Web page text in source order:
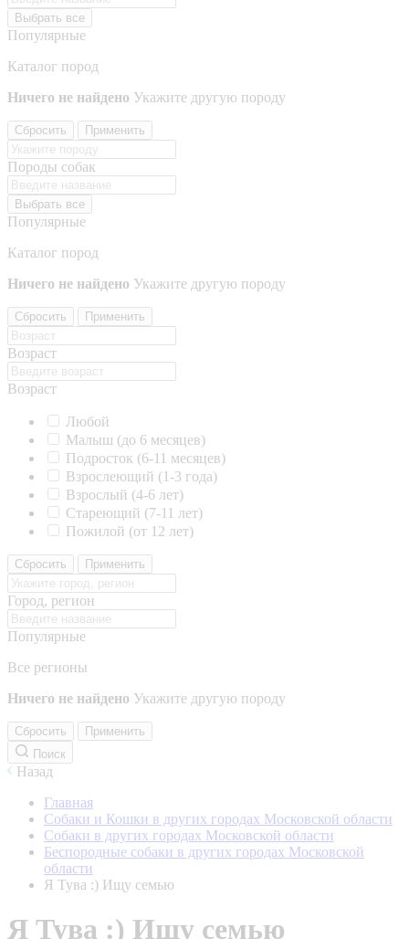
Выбрать все
Популярные
Каталог пород
Ничего не найдено Укажите другую породу
Сбросить Применить
Породы собак
Выбрать все
Популярные
Каталог пород
Ничего не найдено Укажите другую породу
Сбросить Применить
Возраст
Возраст
Любой
Малыш (до 6 месяцев)
Подросток (6-11 месяцев)
Взрослеющий (1-3 года)
Взрослый (4-6 лет)
Стареющий (7-11 лет)
Пожилой (от 12 лет)
Сбросить Применить
Город, регион
Популярные
Все регионы
Ничего не найдено Укажите другую породу
Сбросить
Применить
Поиск
Назад
Главная
Собаки и Кошки в других городах Московской области
Собаки в других городах Московской области
Беспородные собаки в других городах Московской
области
Я Тува :) Ищу семью
Я Тува :) Ищу семью